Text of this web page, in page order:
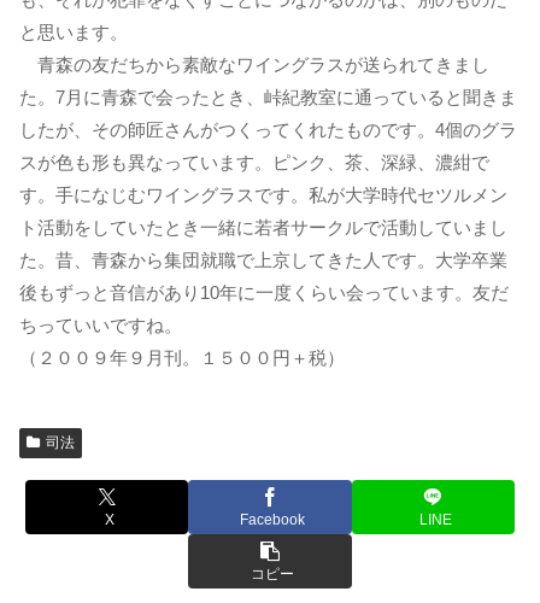
と思います。
青森の友だちから素敵なワイングラスが送られてきまし
た。7月に青森で会ったとき、峠紀教室に通っていると聞きま
したが、その師匠さんがつくってくれたものです。4個のグラ
スが色も形も異なっています。ピンク、茶、深緑、濃紺で
す。手になじむワイングラスです。私が大学時代セツルメン
ト活動をしていたとき一緒に若者サークルで活動していまし
た。昔、青森から集団就職で上京してきた人です。大学卒業
後もずっと音信があり10年に一度くらい会っています。友だ
ちっていいですね。
（２００９年９月刊。１５００円＋税）
司法
X Facebook LINE
コピー